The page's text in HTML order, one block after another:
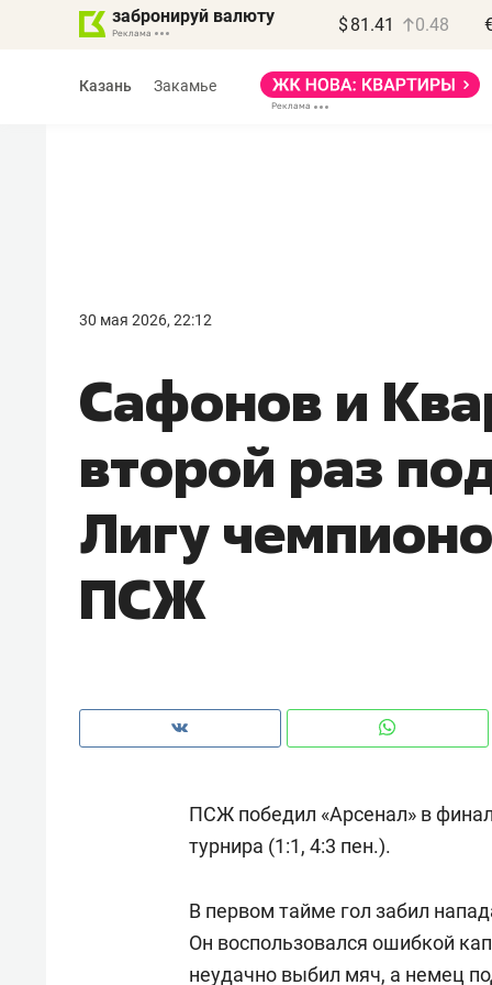
забронируй валюту $ 81.41 0.48
Казань Закамье
30 мая 2026, 22:12
Сафонов и
второй раз
Лигу
ПСЖ
ПСЖ победил «Арсенал» в
турнира (1:1, 4:3 пен.).
В первом тайме гол забил
Он воспользовался ошибкой
неудачно выбил мяч, а немец
правил, бизнес может
потерять минимум
полгода»
Как бизнесу выйти на зарубежные
чем интересен Оман?
Как ГК «МИР ГРУПП» и ВТБ
создают оазис жилого
комфорта под Казанью
150
ID